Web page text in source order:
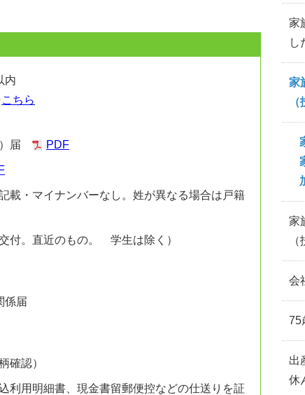
内
こちら
届 PDF
・マイナンバーなし。姓が異なる場合は戸籍
。直近のもの。 学生は除く）
係届
認）
用明細書、現金書留郵便控などの仕送りを証
家
し
家
家
会
75
出
休